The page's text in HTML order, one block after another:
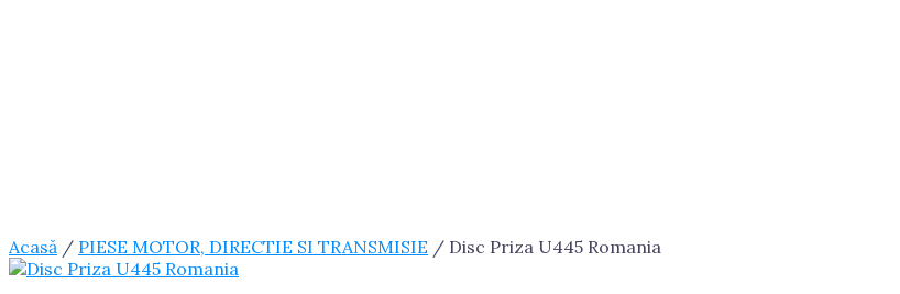
Acasă / PIESE MOTOR, DIRECTIE SI TRANSMISIE / Disc Priza U445 Romania